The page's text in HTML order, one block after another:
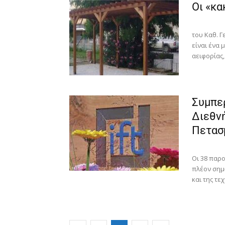
Οι
του Καθ.
είναι
Οι 38
πλέον
και της